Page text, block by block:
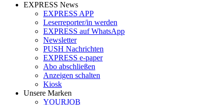
EXPRESS News
EXPRESS APP
Leserreporter/in werden
EXPRESS auf WhatsApp
Newsletter
PUSH Nachrichten
EXPRESS e-paper
Abo abschließen
Anzeigen schalten
Kiosk
Unsere Marken
YOURJOB